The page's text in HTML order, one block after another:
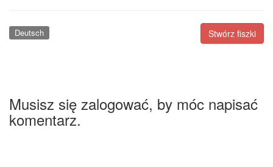
Stwórz fiszki
Deutsch
Musisz się zalogować, by móc napisać
komentarz.